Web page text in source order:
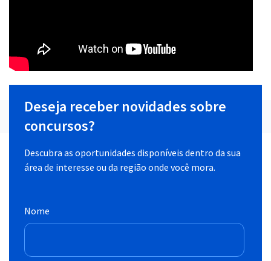
Deseja receber novidades sobre
concursos?
Descubra as oportunidades disponíveis dentro da sua
área de interesse ou da região onde você mora.
Nome